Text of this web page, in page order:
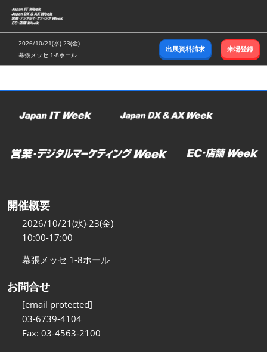
ス
キ
ッ
し
2026/10/21(水)-23(金)
幕張メッセ 1-8ホール
出展資料請求 来場登録
開催概要
2026/10/21(水)-23(金)
10:00-17:00
幕張メッセ 1-8ホール
お問合せ
[email protected]
03-6739-4104
Fax: 03-4563-2100